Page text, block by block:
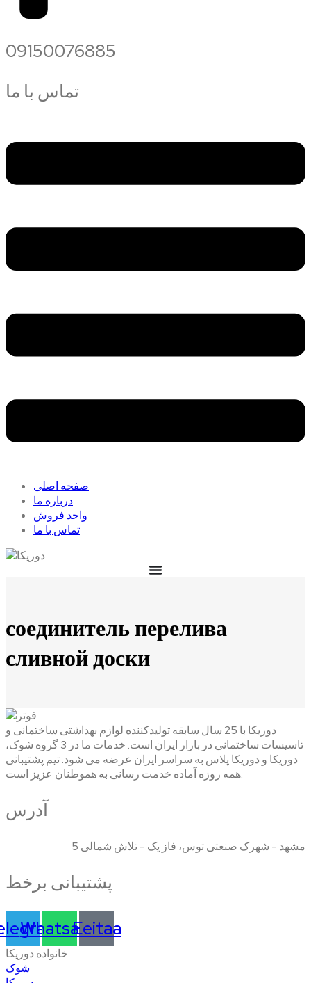
09150076885
تماس با ما
صفحه اصلی
درباره ما
واحد فروش
تماس با ما
соединитель перелива
сливной доски
دوریکا با 25 سال سابقه تولیدکننده لوازم بهداشتی ساختمانی و
تاسیسات ساختمانی در بازار ایران است. خدمات ما در 3 گروه شوک،
دوریکا و دوریکا پلاس به سراسر ایران عرضه می شود. تیم پشتیبانی
همه روزه آماده خدمت رسانی به هموطنان عزیز است.
آدرس
مشهد - شهرک صنعتی توس، فاز یک - تلاش شمالی 5
پشتیبانی برخط
Whatsapp
Eeitaa
خانواده دوریکا
شوک